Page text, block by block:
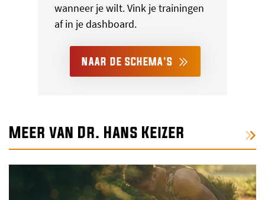
wanneer je wilt. Vink je trainingen
af in je dashboard.
NAAR DE SCHEMA'S
Meer van Dr. Hans Keizer